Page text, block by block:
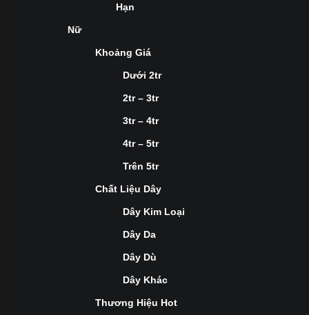
Hạn
Nữ
Khoảng Giá
Dưới 2tr
2tr – 3tr
3tr – 4tr
4tr – 5tr
Trên 5tr
Chất Liệu Dây
Dây Kim Loại
Dây Da
Dây Dù
Dây Khác
Thương Hiệu Hot